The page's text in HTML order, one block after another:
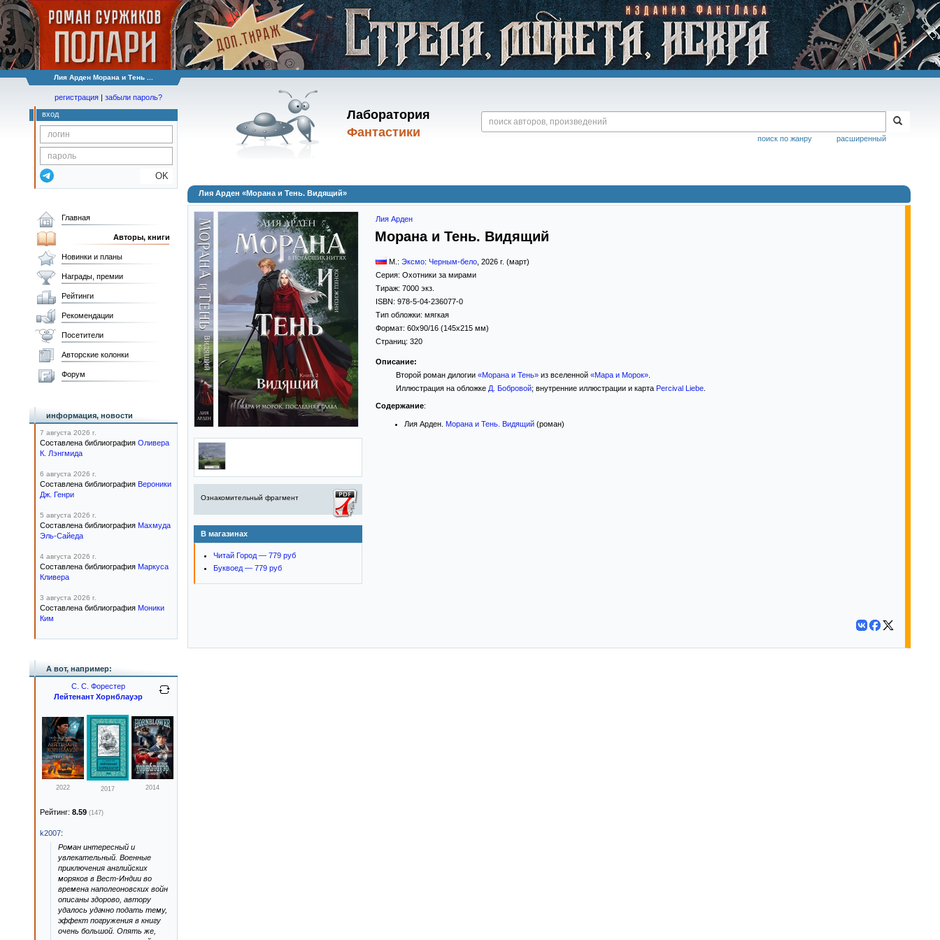
Лия Арден Морана и Тень ...
Лаборатория
Фантастики
расширенный
поиск по жанру
регистрация | забыли пароль?
вход
OK
Лия Арден «Морана и Тень. Видящий»
Ознакомительный фрагмент
В магазинах
Читай Город — 779 руб
Буквоед — 779 руб
Лия Арден
Морана и Тень. Видящий
М.: Эксмо: Черным-бело 2026 г. (март)
Серия: Охотники за мирами
Тираж: 7000 экз.
ISBN: 978-5-04-236077-0
Тип обложки: мягкая
Формат: 60x90/16 (145x215 мм)
Страниц: 320
Описание:
Второй роман дилогии «Морана и Тень»из вселенной «Мара и Морок».
Иллюстрация на обложке Д. Бобровой; внутренние иллюстрации и карта Percival Liebe.
Содержание:
Лия Арден. Морана и Тень. Видящий (роман)
Главная
Авторы, книги
Новинки и планы
Награды, премии
Рейтинги
Рекомендации
Посетители
Авторские колонки
Форум
информация, новости
7 августа 2026 г.
Составлена библиография Оливера
К. Лэнгмида
6 августа 2026 г.
Составлена библиография Вероники
Дж. Генри
5 августа 2026 г.
Составлена библиография Махмуда
Эль-Сайеда
4 августа 2026 г.
Составлена библиография Маркуса
Кливера
3 августа 2026 г.
Составлена библиография Моники
Ким
А вот, например:
С. С. Форестер
Лейтенант Хорнблауэр
2022 2017 2014
Рейтинг: 8.59 (147)
k2007:
Роман интересный и
увлекательный. Военные
приключения английских
моряков в Вест-Индии во
времена наполеоновских войн
описаны здорово, автору
удалось удачно подать тему,
эффект погружения в книгу
очень большой. Опять же,